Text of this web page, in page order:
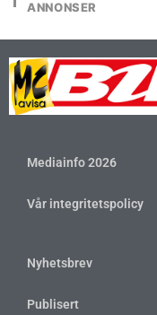
ANNONSER
Mediainfo 2026
Vår integritetspolicy
Nyhetsbrev
Publisert